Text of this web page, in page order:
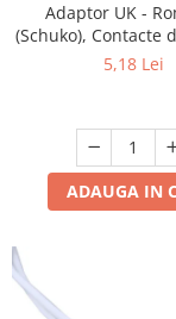
Adaptor UK -
(Schuko), Contacte
Culoare Gri,
5,18 Lei
ADAUGA IN